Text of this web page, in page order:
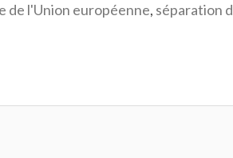
de l'Union européenne, séparation